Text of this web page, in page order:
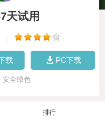
天试用
载 PC下载
安全绿色
排行